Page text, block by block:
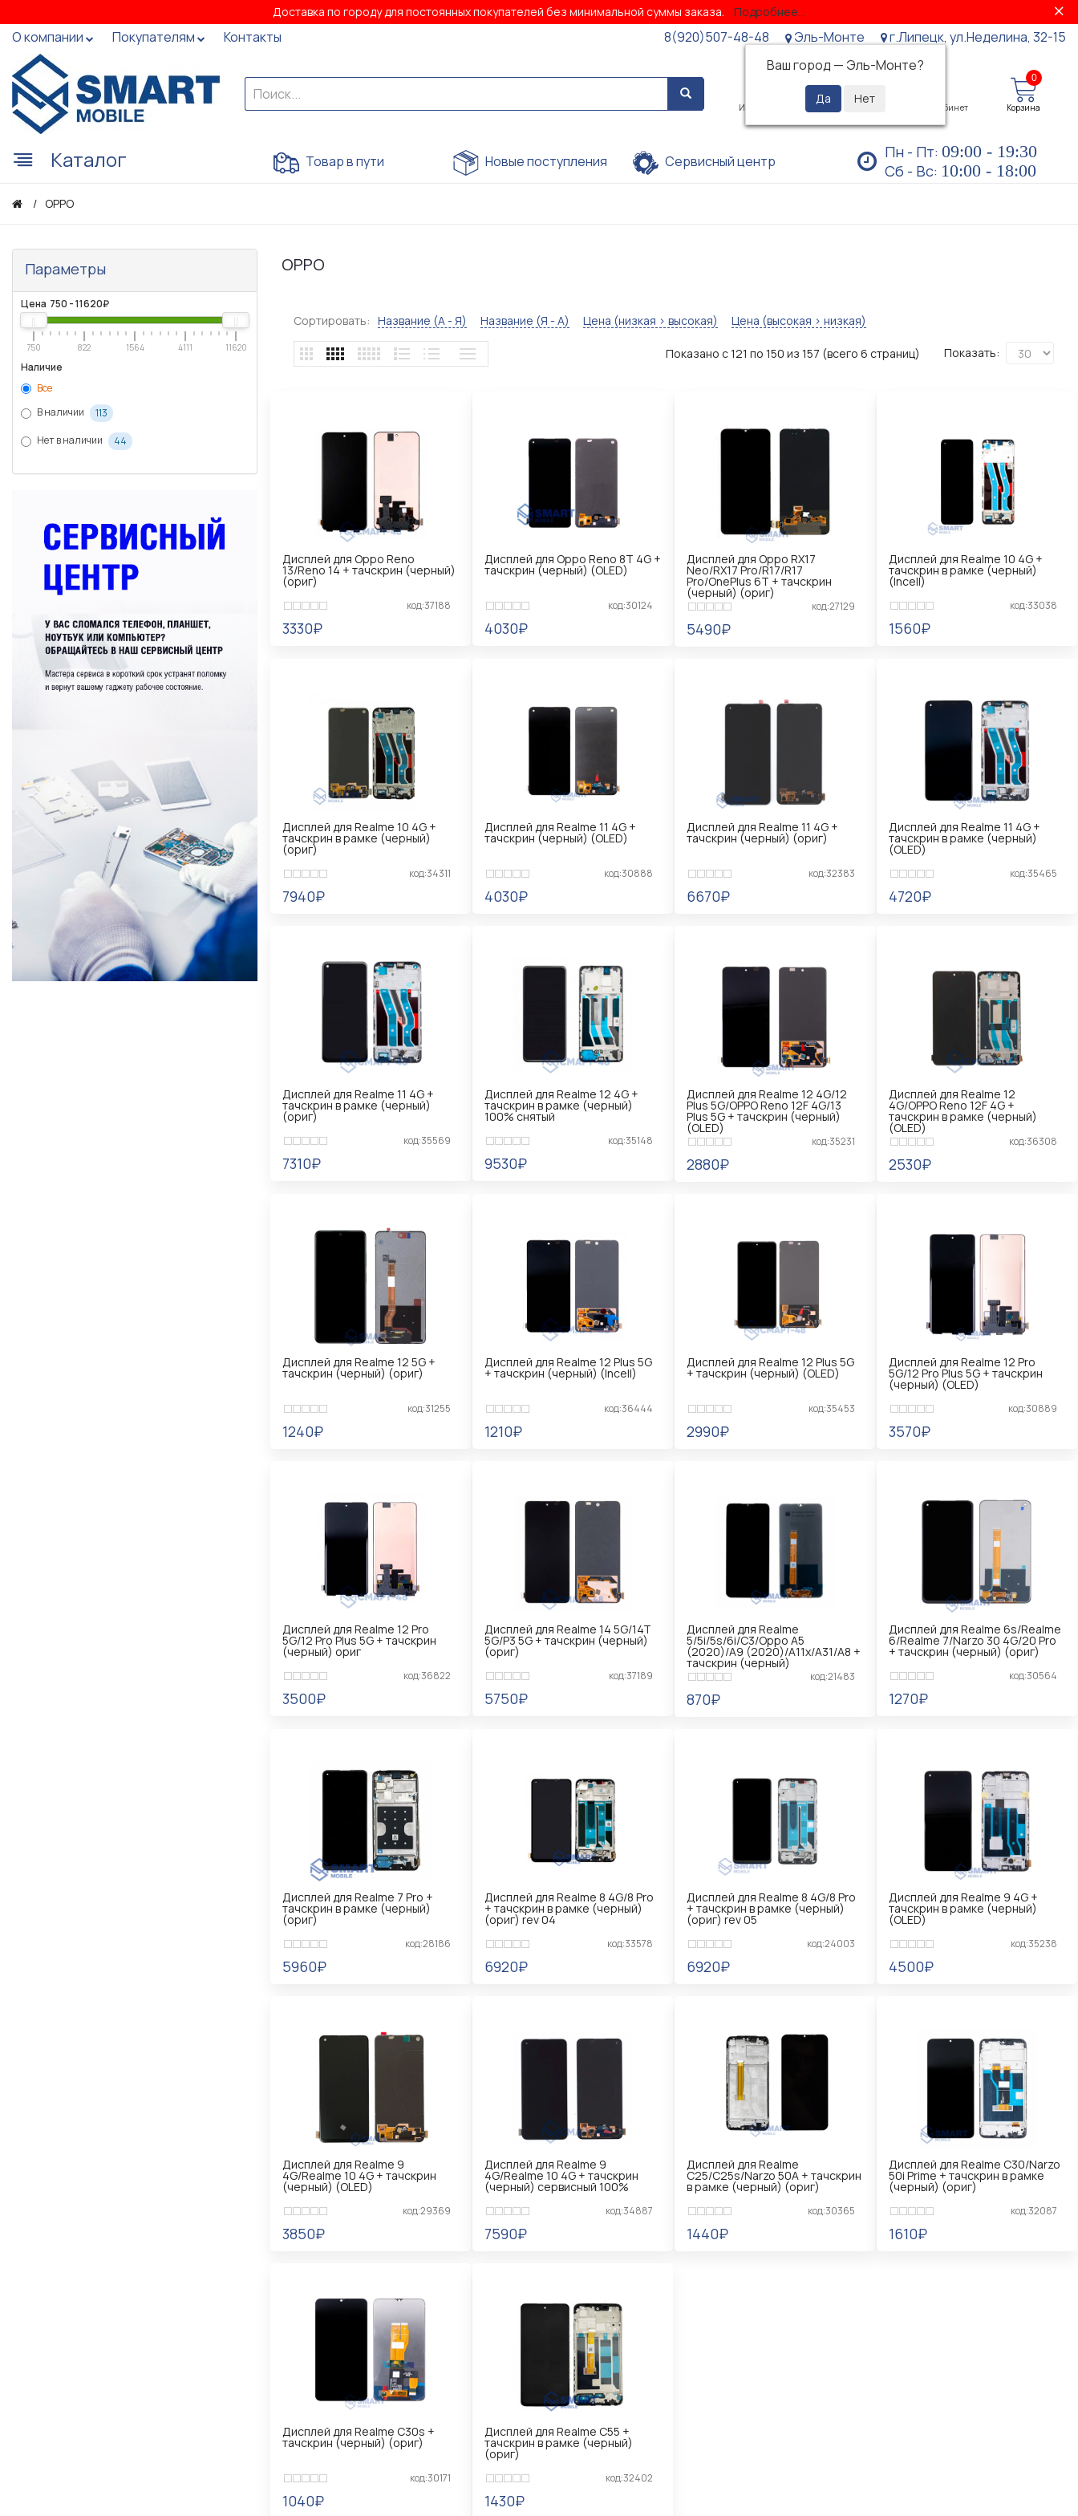
Доставка по городу для постоянных покупателей без минимальной суммы заказа. Подробнее...
О компании Покупателям Контакты 8(920)507-48-48
Эль-Монте
Ваш город — Эль-Монте?
г.Липецк, ул.Неделина, 32-15
Избранное Просмотренные Личный кабинет
0
Корзина
Каталог Товар в пути Новые поступления Сервисный центр Пн - Пт: 09:00 - 19:30
Сб - Вс: 10:00 - 18:00
OPPO
Параметры
Цена 750 -11620₽
750 822 1564 4111 11620
Наличие
Все
В наличии
113
Нет в наличии 44
OPPO
Сортировать: Название (А - Я) Название (Я - А) Цена (низкая > высокая) Цена (высокая > низкая)
Показать:
Показано с 121 по 150 из 157 (всего 6 страниц)
Дисплей для Oppo Reno
13/Reno 14 + тачскрин (черный)
(ориг)
код:37188
3330₽
Дисплей для Oppo Reno 8T 4G +
тачскрин (черный) (OLED)
код:30124
4030₽
Дисплей для Oppo RX17
Neo/RX17 Pro/R17/R17
Pro/OnePlus 6T + тачскрин
(черный) (ориг)
код:27129
5490₽
Дисплей для Realme 10 4G +
тачскрин в рамке (черный)
(Incell)
код:33038
1560₽
Дисплей для Realme 10 4G +
тачскрин в рамке (черный)
(ориг)
код:34311
7940₽
Дисплей для Realme 11 4G +
тачскрин (черный) (OLED)
код:30888
4030₽
Дисплей для Realme 11 4G +
тачскрин (черный) (ориг)
код:32383
6670₽
Дисплей для Realme 11 4G +
тачскрин в рамке (черный)
(OLED)
код:35465
4720₽
Дисплей для Realme 11 4G +
тачскрин в рамке (черный)
(ориг)
код:35569
7310₽
Дисплей для Realme 12 4G +
тачскрин в рамке (черный)
100% снятый
код:35148
9530₽
Дисплей для Realme 12 4G/12
Plus 5G/OPPO Reno 12F 4G/13
Plus 5G + тачскрин (черный)
(OLED)
код:35231
2880₽
Дисплей для Realme 12
4G/OPPO Reno 12F 4G +
тачскрин в рамке (черный)
(OLED)
код:36308
2530₽
Дисплей для Realme 12 5G +
тачскрин (черный) (ориг)
код:31255
1240₽
Дисплей для Realme 12 Plus 5G
+ тачскрин (черный) (Incell)
код:36444
1210₽
Дисплей для Realme 12 Plus 5G
+ тачскрин (черный) (OLED)
код:35453
2990₽
Дисплей для Realme 12 Pro
5G/12 Pro Plus 5G + тачскрин
(черный) (OLED)
код:30889
3570₽
Дисплей для Realme 12 Pro
5G/12 Pro Plus 5G + тачскрин
(черный) ориг
код:36822
3500₽
Дисплей для Realme 14 5G/14T
5G/P3 5G + тачскрин (черный)
(ориг)
код:37189
5750₽
Дисплей для Realme
5/5i/5s/6i/C3/Oppo A5
(2020)/A9 (2020)/A11x/A31/A8 +
тачскрин (черный)
код:21483
870₽
Дисплей для Realme 6s/Realme
6/Realme 7/Narzo 30 4G/20 Pro
+ тачскрин (черный) (ориг)
код:30564
1270₽
Дисплей для Realme 7 Pro +
тачскрин в рамке (черный)
(ориг)
код:28186
5960₽
Дисплей для Realme 8 4G/8 Pro
+ тачскрин в рамке (черный)
(ориг) rev 04
код:33578
6920₽
Дисплей для Realme 8 4G/8 Pro
+ тачскрин в рамке (черный)
(ориг) rev 05
код:24003
6920₽
Дисплей для Realme 9 4G +
тачскрин в рамке (черный)
(OLED)
код:35238
4500₽
Дисплей для Realme 9
4G/Realme 10 4G + тачскрин
(черный) (OLED)
код:29369
3850₽
Дисплей для Realme 9
4G/Realme 10 4G + тачскрин
(черный) сервисный 100%
код:34887
7590₽
Дисплей для Realme
C25/C25s/Narzo 50A + тачскрин
в рамке (черный) (ориг)
код:30365
1440₽
Дисплей для Realme C30/Narzo
50i Prime + тачскрин в рамке
(черный) (ориг)
код:32087
1610₽
Дисплей для Realme C30s +
тачскрин (черный) (ориг)
код:30171
1040₽
Дисплей для Realme C55 +
тачскрин в рамке (черный)
(ориг)
код:32402
1430₽